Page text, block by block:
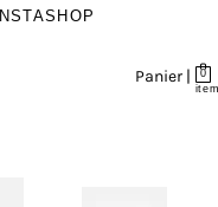
INSTASHOP
0
Panier |